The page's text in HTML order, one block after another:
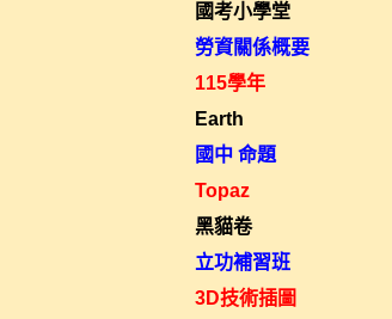
國考小學堂
勞資關係概要
115學年
Earth
國中 命題
Topaz
黑貓卷
立功補習班
3D技術插圖